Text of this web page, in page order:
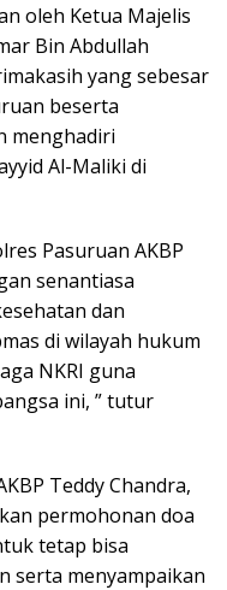
oleh Ketua Majelis
Bin Abdullah
yang sebesar
beserta
menghadiri
Al-Maliki di
Pasuruan AKBP
senantiasa
dan
di wilayah hukum
NKRI guna
ini, ” tutur
Teddy Chandra,
permohonan doa
tetap bisa
serta menyampaikan